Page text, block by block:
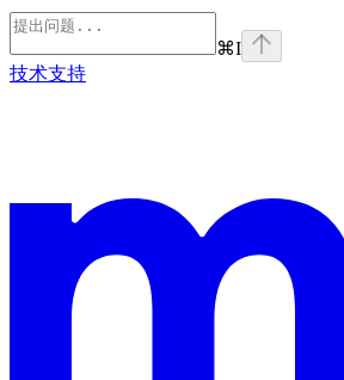
⌘I
技术支持